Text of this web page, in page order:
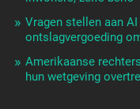
Vragen stellen aan
ontslagvergoeding
Amerikaanse
hun wetgeving